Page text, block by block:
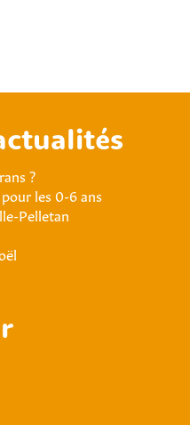
?
les 0-6 ans
Pelletan